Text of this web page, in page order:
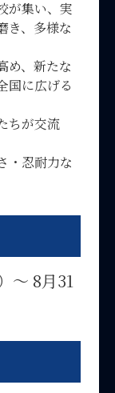
が集い、実
き、多様な
、新たな
国に広げる
ちが交流
忍耐力な
〜 8月31